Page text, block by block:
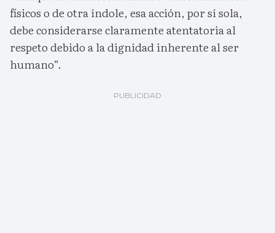
físicos o de otra índole, esa acción, por sí sola,
debe considerarse claramente atentatoria al
respeto debido a la dignidad inherente al ser
humano”.